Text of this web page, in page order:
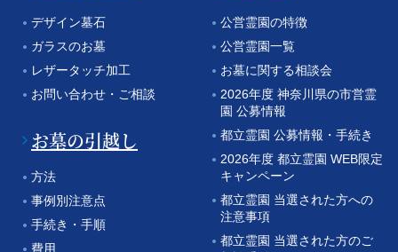
デザイン墓石
ガラスのお墓
レザータッチ加工
お問い合わせ・ご相談
お墓の引越し
方法
事例別注意点
手続き・手順
費用
公営霊園の特徴
公営霊園一覧
お墓に関する相談会
2026年度 神奈川県の市営霊
園 公募情報
都立霊園 公募情報・手続き
2026年度 都立霊園 WEB限定
キャンペーン
都立霊園 当選された方への
注意事項
都立霊園 当選された方のご